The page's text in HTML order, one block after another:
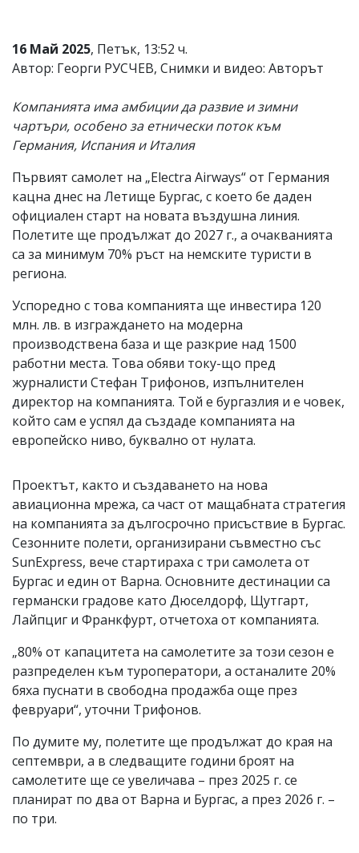
за
тях!
Ако
обиден
за
вас
коментар,
сигнализирайте
16 Май 2025, Петък, 13:52 ч.
Автор: Георги РУСЧЕВ, Снимки и видео: Авторът
Компанията има амбиции да развие и зимни
чартъри, особено за етнически поток към
Германия, Испания и Италия
Първият самолет на „Electra Airways“ от Германия
кацна днес на Летище Бургас, с което бе даден
официален старт на новата въздушна линия.
Полетите ще продължат до 2027 г., а очакванията
са за минимум 70% ръст на немските туристи в
региона.
Успоредно с това компанията ще инвестира 120
млн. лв. в изграждането на модерна
производствена база и ще разкрие над 1500
работни места. Това обяви току-що пред
журналисти Стефан Трифонов, изпълнителен
директор на компанията. Той е бургазлия и е човек,
който сам е успял да създаде компанията на
европейско ниво, буквално от нулата.
Проектът, както и създаването на нова
авиационна мрежа, са част от мащабната стратегия
на компанията за дългосрочно присъствие в Бургас.
Сезонните полети, организирани съвместно със
SunExpress, вече стартираха с три самолета от
Бургас и един от Варна. Основните дестинации са
германски градове като Дюселдорф, Щутгарт,
Лайпциг и Франкфурт, отчетоха от компанията.
„80% от капацитета на самолетите за този сезон е
разпределен към туроператори, а останалите 20%
бяха пуснати в свободна продажба още през
февруари“, уточни Трифонов.
По думите му, полетите ще продължат до края на
септември, а в следващите години броят на
самолетите ще се увеличава – през 2025 г. се
планират по два от Варна и Бургас, а през 2026 г. –
по три.